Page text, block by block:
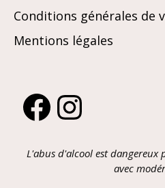
Conditions générales de
Mentions légales
FacebookInstagram
L'abus d'alcool est dangereux
avec